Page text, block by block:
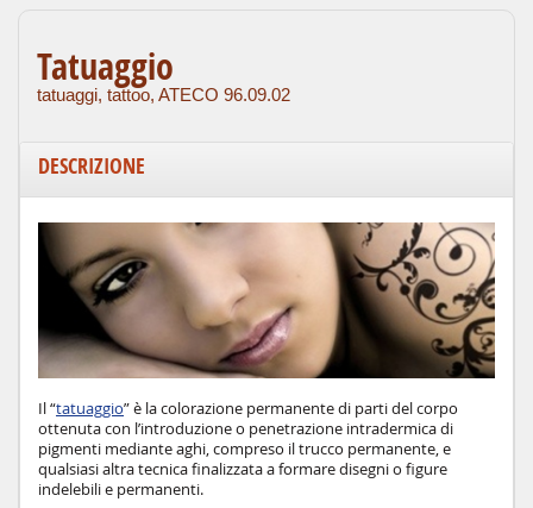
Tatuaggio
tatuaggi, tattoo, ATECO 96.09.02
DESCRIZIONE
Il “tatuaggio” è la colorazione permanente di parti del corpo
ottenuta con l’introduzione o penetrazione intradermica di
pigmenti mediante aghi, compreso il trucco permanente, e
qualsiasi altra tecnica finalizzata a formare disegni o figure
indelebili e permanenti.